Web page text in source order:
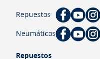
Repuestos
Neumáticos
Repuestos